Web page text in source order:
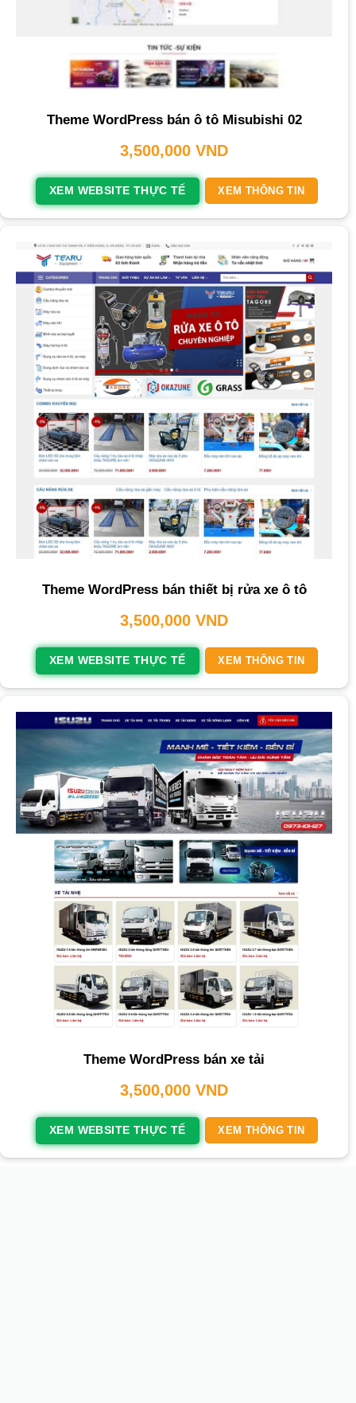
Theme WordPress bán ô tô Misubishi 02
3,500,000 VND
XEM WEBSITE THỰC TẾ XEM THÔNG TIN
Theme WordPress bán thiết bị rửa xe ô tô
3,500,000 VND
XEM WEBSITE THỰC TẾ XEM THÔNG TIN
Theme WordPress bán xe tải
3,500,000 VND
XEM WEBSITE THỰC TẾ XEM THÔNG TIN